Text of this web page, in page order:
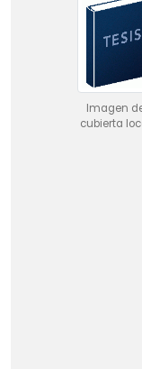
Imagen
cubierta